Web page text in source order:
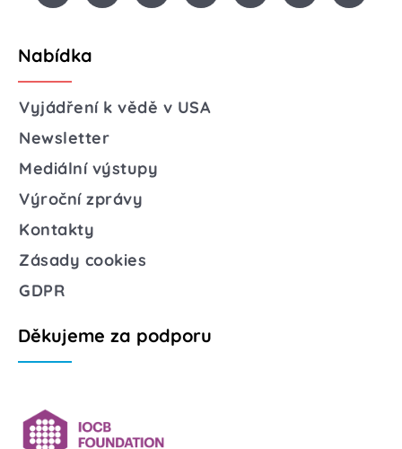
Nabídka
Vyjádření k vědě v USA
Newsletter
Mediální výstupy
Výroční zprávy
Kontakty
Zásady cookies
GDPR
Děkujeme za podporu